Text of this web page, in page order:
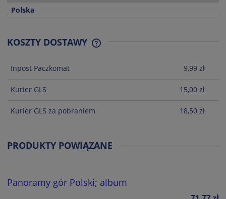
Polska
KOSZTY DOSTAWY
Inpost Paczkomat 9,99 zł
Kurier GLS 15,00 zł
Kurier GLS za pobraniem 18,50 zł
PRODUKTY POWIĄZANE
Panoramy gór Polski; album